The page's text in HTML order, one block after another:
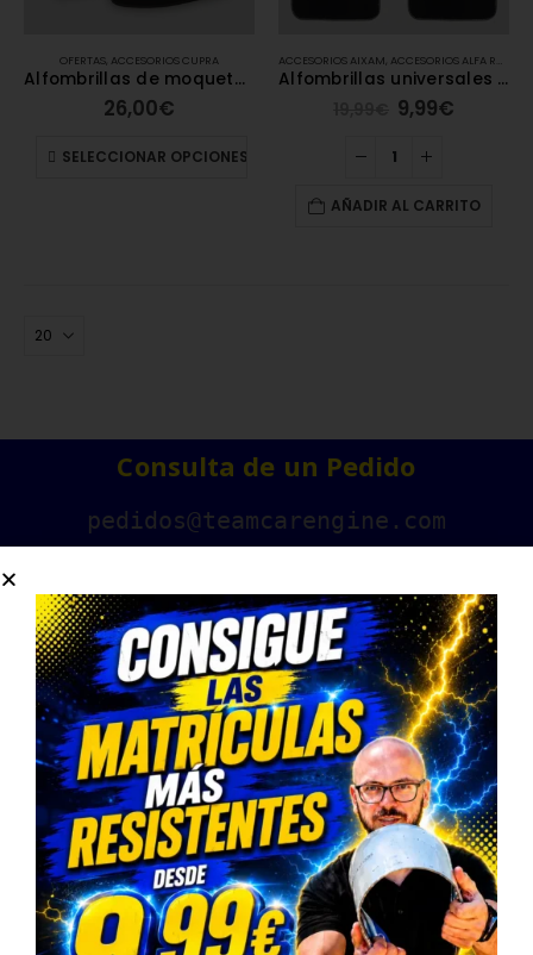
OFERTAS, ACCESORIOS CUPRA
Alfombrillas de moqueta Cupra
26,00€
SELECCIONAR OPCIONES
ACCESORIOS AIXAM, ACCESORIOS ALFA ROMEO
Alfombrillas universales de moqueta – Carengine
9,99€
AÑADIR AL CARRITO
Consulta de un Pedido
pedidos@teamcarengine.com
Contáctanos
678983500
Horario Atención Telefónica
L-V: 9:00-14:30